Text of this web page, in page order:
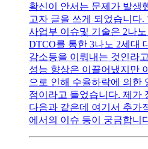
확신이 안서는 문제가 발생
고자 글을 쓰게 되었습니다.
사업부 이슈및 기술은 2나
DTCO를 통한 3나노 2세대
감소등을 이뤄내는 것인라
성능 향상은 이끌어냈지만
으로 인해 수율하락에 의한
점이라고 들었습니다. 제가
다음과 같은데 여기서 추가
에서의 이슈 등이 궁금합니